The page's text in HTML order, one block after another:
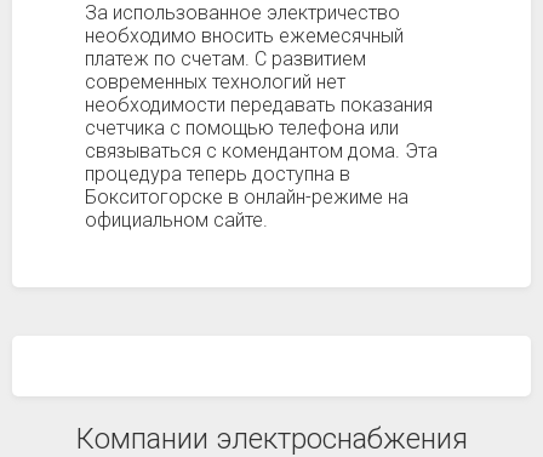
За использованное электричество
необходимо вносить ежемесячный
платеж по счетам. С развитием
современных технологий нет
необходимости передавать показания
счетчика с помощью телефона или
связываться с комендантом дома. Эта
процедура теперь доступна в
Бокситогорске в онлайн-режиме на
официальном сайте.
Компании электроснабжения